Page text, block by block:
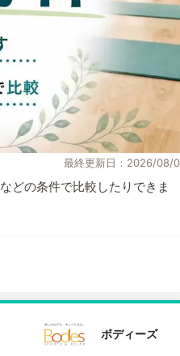
最終更新日：2026/08/
どの条件で比較したりできま
ボディーズ